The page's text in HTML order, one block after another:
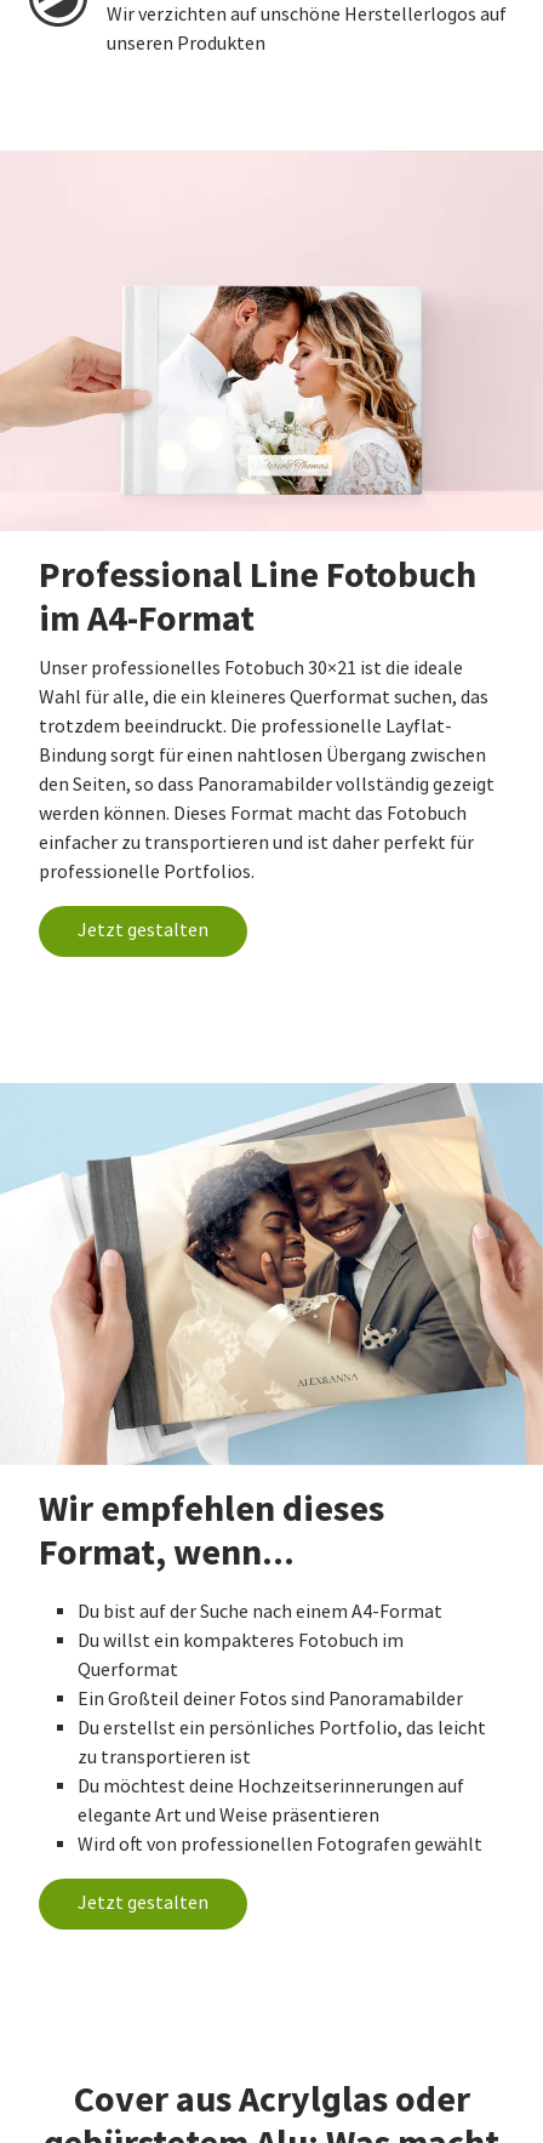
Wir verzichten auf unschöne Herstellerlogos auf
unseren Produkten
Professional Line Fotobuch
im A4-Format
Unser professionelles Fotobuch 30×21 ist die ideale
Wahl für alle, die ein kleineres Querformat suchen, das
trotzdem beeindruckt. Die professionelle Layflat-
Bindung sorgt für einen nahtlosen Übergang zwischen
den Seiten, so dass Panoramabilder vollständig gezeigt
werden können. Dieses Format macht das Fotobuch
einfacher zu transportieren und ist daher perfekt für
professionelle Portfolios.
Jetzt gestalten
Wir empfehlen dieses
Format, wenn...
Du bist auf der Suche nach einem A4-Format
Du willst ein kompakteres Fotobuch im
Querformat
Ein Großteil deiner Fotos sind Panoramabilder
Du erstellst ein persönliches Portfolio, das leicht
zu transportieren ist
Du möchtest deine Hochzeitserinnerungen auf
elegante Art und Weise präsentieren
Wird oft von professionellen Fotografen gewählt
Jetzt gestalten
Cover aus Acrylglas oder